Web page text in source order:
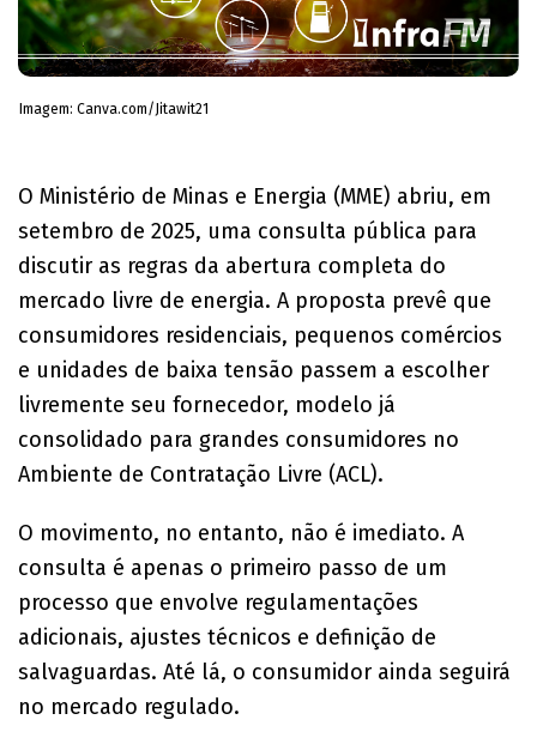
Imagem: Canva.com/Jitawit21
O Ministério de Minas e Energia (MME) abriu, em
setembro de 2025, uma consulta pública para
discutir as regras da abertura completa do
mercado livre de energia. A proposta prevê que
consumidores residenciais, pequenos comércios
e unidades de baixa tensão passem a escolher
livremente seu fornecedor, modelo já
consolidado para grandes consumidores no
Ambiente de Contratação Livre (ACL).
O movimento, no entanto, não é imediato. A
consulta é apenas o primeiro passo de um
processo que envolve regulamentações
adicionais, ajustes técnicos e definição de
salvaguardas. Até lá, o consumidor ainda seguirá
no mercado regulado.